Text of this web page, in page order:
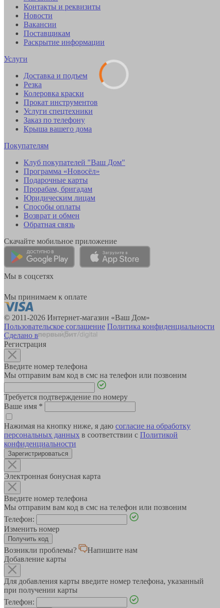
Контакты и реквизиты
Новости
Вакансии
Поставщикам
Раскрытие информации
Услуги
Доставка и подъем
Резка
Колеровка краски
Прокат инструментов
Услуги спецтехники
Заказ по телефону
Крыша вашего дома
Покупателям
Клуб покупателей "Ваш Дом"
Программа «Новосёл»
Подарочные карты
Прорабам, бригадам
Юридическим лицам
Способы оплаты
Возврат и обмен
Обратная связь
Скачайте мобильное приложение
Мы в соцсетях
Мы принимаем к оплате
© 2011-2026 Интернет-магазин «Ваш Дом»
Пользовательское соглашение Политика конфиденциальности
Сделано в
Регистрация
Введите номер телефона
Мы отправим вам код в смс на телефон или позвоним
Требуется подтверждение по номеру
Ваше имя *
Нажимая на кнопку ниже, я даю согласие на обработку
персональных данных в соответствии с Политикой
конфиденциальности
Зарегистрироваться
Электронная бонусная карта
Введите номер телефона
Мы отправим вам код в смс на телефон или позвоним
Телефон:
Изменить номер
Возникли проблемы?
Напишите нам
Добавление карты
Для добавления карты введите номер телефона, указанный
при получении карты
Телефон: